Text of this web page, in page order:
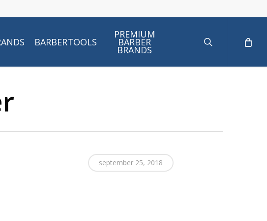
BARBERTOOLS
PREMIUM
BARBER
BRANDS
september 25, 2018